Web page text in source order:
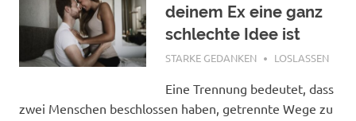
deinem Ex eine ganz
schlechte Idee ist
MÄRZ 12, 2026
STARKE GEDANKEN LOSLASSEN
Eine Trennung bedeutet, dass
zwei Menschen beschlossen haben, getrennte Wege zu